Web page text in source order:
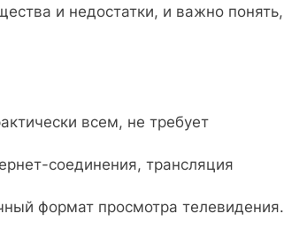
и недостатки, и важно понять,
всем, не требует
соединения, трансляция
формат просмотра телевидения.